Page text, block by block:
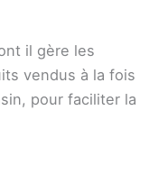
il gère les
vendus à la fois
pour faciliter la